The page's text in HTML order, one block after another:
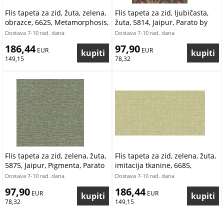
Flis tapeta za zid, žuta, zelena,
obrazce, 6625, Metamorphosis,
Parato by Cristiana Masi |
Dostava 7-10 rad. dana
186,44 EUR
149,15
Flis tapeta za zid, ljubičasta,
žuta, 5814, Jaipur, Parato by
Cristiana Masi | Ljepilo Gratis
Dostava 7-10 rad. dana
97,90 EUR
78,32
Flis tapeta za zid, zelena, žuta,
5875, Jaipur, Pigmenta, Parato
by Cristiana Masi | Ljepilo
Dostava 7-10 rad. dana
97,90 EUR
78,32
Flis tapeta za zid, zelena, žuta,
imitacija tkanine, 6685,
Metamorphosis, Pigmenta,
Parato by Cristiana Masi |
Ljepilo Gratis
Dostava 7-10 rad. dana
186,44 EUR
149,15